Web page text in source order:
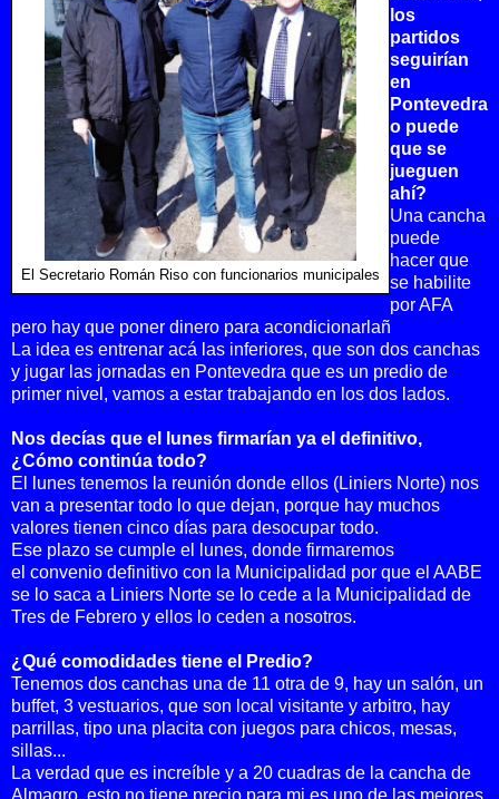
El Secretario Román Riso con funcionarios municipales
los
partidos
seguirían
en
Pontevedra
o puede
que se
jueguen
ahí?
Una cancha
puede
hacer que
se habilite
por AFA
pero hay que poner dinero para acondicionarlañ
La idea es entrenar acá las inferiores, que son dos canchas
y jugar las jornadas en Pontevedra que es un predio de
primer nivel, vamos a estar trabajando en los dos lados.
Nos decías que el lunes firmarían ya el definitivo,
¿Cómo continúa todo?
El lunes tenemos la reunión donde ellos (Liniers Norte) nos
van a presentar todo lo que dejan, porque hay muchos
valores tienen cinco días para desocupar todo.
Ese plazo se cumple el lunes, donde firmaremos
el convenio definitivo con la Municipalidad por que el AABE
se lo saca a Liniers Norte se lo cede a la Municipalidad de
Tres de Febrero y ellos lo ceden a nosotros.
¿Qué comodidades tiene el Predio?
Tenemos dos canchas una de 11 otra de 9, hay un salón, un
buffet, 3 vestuarios, que son local visitante y arbitro, hay
parrillas, tipo una placita con juegos para chicos, mesas,
sillas...
La verdad que es increíble y a 20 cuadras de la cancha de
Almagro, esto no tiene precio para mi es uno de las mejores